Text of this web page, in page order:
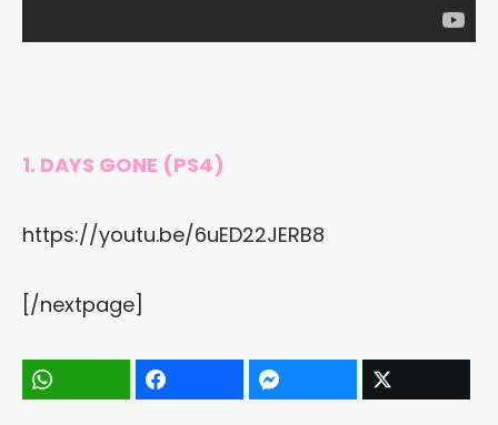
1. DAYS GONE (PS4)
https://youtu.be/6uED22JERB8
[/nextpage]